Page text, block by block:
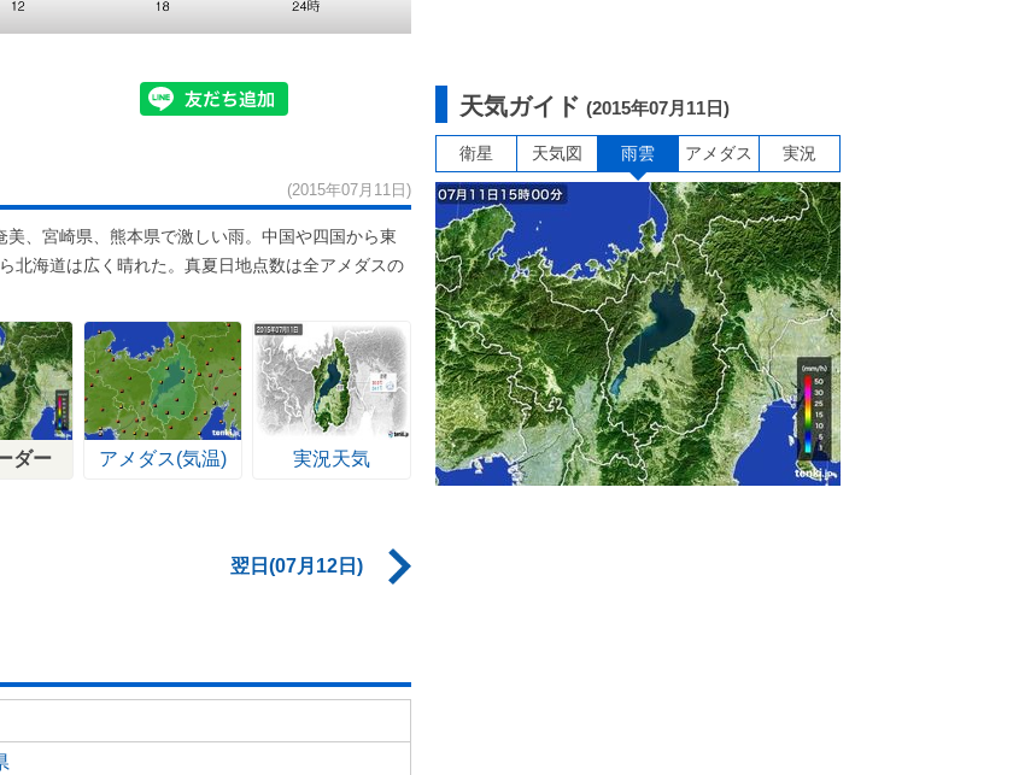
(2015年07月11日)
、宮崎県、熊本県で激しい雨。中国や四国から東
北海道は広く晴れた。真夏日地点数は全アメダスの
ダー アメダス(気温) 実況天気
翌日(07月12日)
天気ガイド (2015年07月11日)
衛星 天気図 雨雲 アメダス 実況